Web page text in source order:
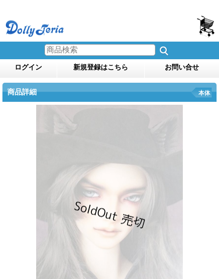
ログイン 新規登録はこちら お問い合せ
商品詳細 本体